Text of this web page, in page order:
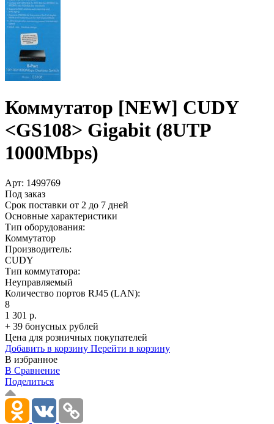
Коммутатор [NEW] CUDY
<GS108> Gigabit (8UTP
1000Mbps)
Арт: 1499769
Под заказ
Срок поставки от 2 до 7 дней
Основные характеристики
Тип оборудования:
Коммутатор
Производитель:
CUDY
Тип коммутатора:
Неуправляемый
Количество портов RJ45 (LAN):
8
1 301 р.
+ 39 бонусных рублей
Цена для розничных покупателей
Добавить в корзину Перейти в корзину
В избранное
В Сравнение
Поделиться